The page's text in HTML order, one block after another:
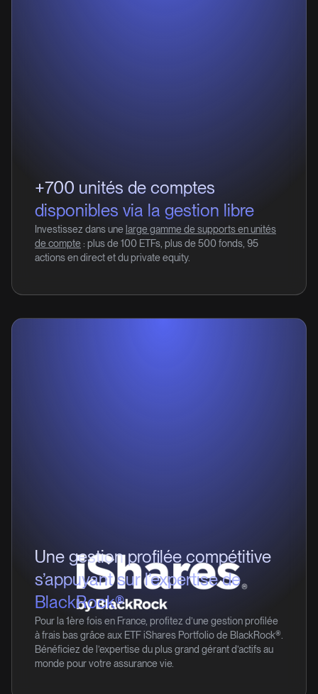
+700 unités de comptes
disponibles via la gestion libre
Investissez dans une large gamme de supports en unités
de compte: plus de 100 ETFs, plus de 500 fonds, 95
actions en direct et du private equity.
Une gestion profilée compétitive
s’appuyant sur l’expertise de
BlackRock®
Pour la 1ère fois en France, profitez d’une gestion profilée
à frais bas grâce aux ETF iShares Portfolio de BlackRock®.
Bénéficiez de l’expertise du plus grand gérant d’actifs au
monde pour votre assurance vie.